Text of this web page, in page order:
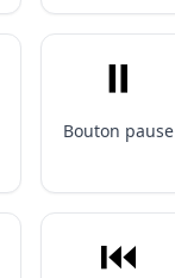
⏸️
Bouton pause
⏮️